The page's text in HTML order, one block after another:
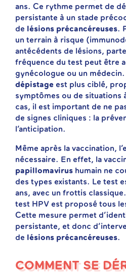
ans. Ce rythme permet de
persistante à un stade
de lésions précancéreuses.
un terrain à risque
antécédents de lésions,
fréquence du test peut être
gynécologue ou un
dépistage est plus ciblé,
symptômes ou de situations
cas, il est important de ne
de signes cliniques : la
l’anticipation.
Même après la vaccination,
nécessaire. En effet, la
papillomavirus humain ne
des types existants. Le test
ans, avec un frottis
test HPV est proposé tous
Cette mesure permet
persistante, et donc
de lésions précancéreuses.
COMMENT SE